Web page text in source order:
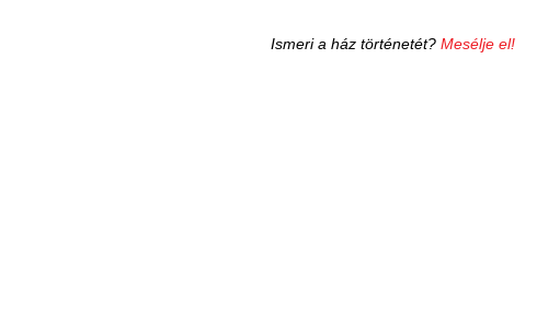
Ismeri a ház történetét? Mesélje el!